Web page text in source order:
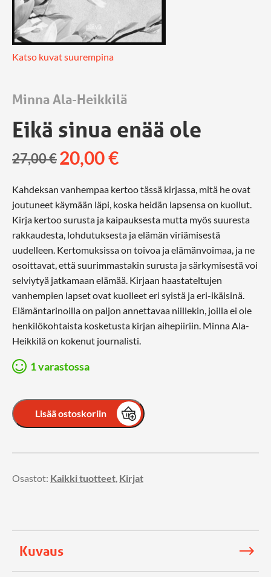
Katso kuvat suurempina
Minna Ala-Heikkilä
Eikä sinua enää ole
27,00€20,00€
Kahdeksan vanhempaa kertoo tässä kirjassa, mitä he ovat
joutuneet käymään läpi, koska heidän lapsensa on kuollut.
Kirja kertoo surusta ja kaipauksesta mutta myös suuresta
rakkaudesta, lohdutuksesta ja elämän viriämisestä
uudelleen. Kertomuksissa on toivoa ja elämänvoimaa, ja ne
osoittavat, että suurimmastakin surusta ja särkymisestä voi
selviytyä jatkamaan elämää. Kirjaan haastateltujen
vanhempien lapset ovat kuolleet eri syistä ja eri-ikäisinä.
Elämäntarinoilla on paljon annettavaa niillekin, joilla ei ole
henkilökohtaista kosketusta kirjan aihepiiriin. Minna Ala-
Heikkilä on kokenut journalisti.
1 varastossa
Lisää ostoskoriin
Osastot: Kaikki tuotteet, Kirjat
Kuvaus